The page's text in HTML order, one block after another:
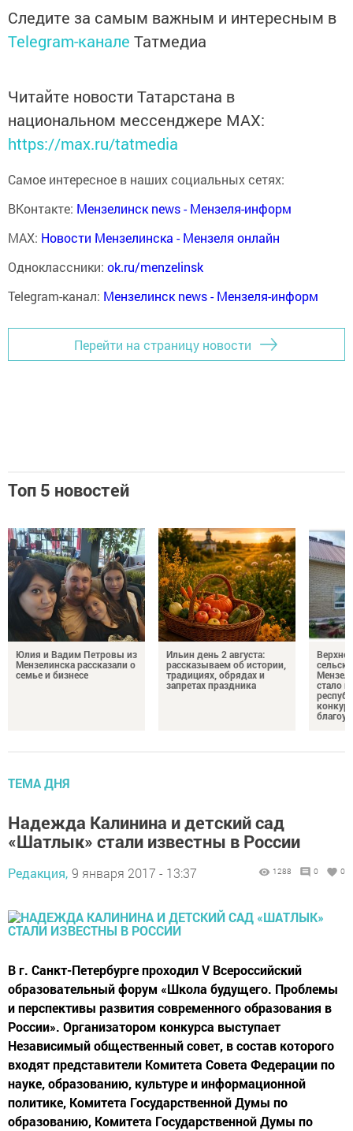
Следите за самым важным и интересным в
Telegram-канале Татмедиа
Читайте новости Татарстана в
национальном мессенджере MАХ:
https://max.ru/tatmedia
Самое интересное в наших социальных сетях:
ВКонтакте: Мензелинск news - Мензеля-информ
MAX: Новости Мензелинска - Мензеля онлайн
Одноклассники: ok.ru/menzelinsk
Telegram-канал: Мензелинск news - Мензеля-информ
Перейти на страницу новости
Топ 5 новостей
Юлия и Вадим Петровы из
Мензелинска рассказали о
семье и бизнесе
Ильин день 2 августа:
рассказываем об истории,
традициях, обрядах и
запретах праздника
стало
ТЕМА ДНЯ
Надежда Калинина и детский сад
«Шатлык» стали известны в России
Редакция, 9 января 2017 - 13:37 1288 0 0
В г. Санкт-Петербурге проходил V Всероссийский
образовательный форум «Школа будущего. Проблемы
и перспективы развития современного образования в
России». Организатором конкурса выступает
Независимый общественный совет, в состав которого
входят представители Комитета Совета Федерации по
науке, образованию, культуре и информационной
политике, Комитета Государственной Думы по
образованию, Комитета Государственной Думы по